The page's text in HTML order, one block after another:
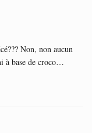
Non, non aucun
à base de croco…